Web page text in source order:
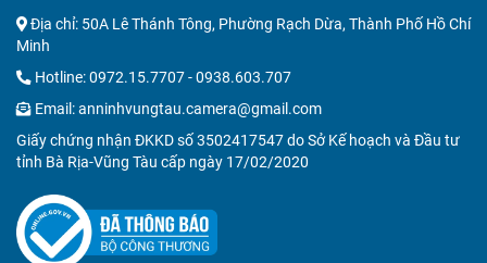
Địa chỉ: 50A Lê Thánh Tông, Phường Rạch Dừa, Thành Phố Hồ Chí
Minh
Hotline:0972.15.7707-0938.603.707
Email:anninhvungtau.camera@gmail.com
Giấy chứng nhận ĐKKD số 3502417547 do Sở Kế hoạch và Đầu tư
tỉnh Bà Rịa-Vũng Tàu cấp ngày 17/02/2020